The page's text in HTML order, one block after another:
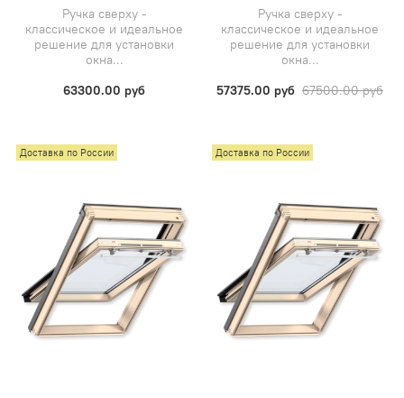
Ручка сверху -
классическое и идеальное
решение для установки
окна...
63300.00 руб
Ручка сверху -
классическое и идеальное
решение для установки
окна...
57375.00 руб 67500.00 руб
Доставка по России Доставка по России